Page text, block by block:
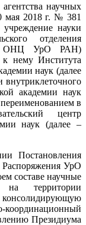
научных
мая 2018 г. № 381
учреждение науки
отделения
– ОНЦ УрО РАН)
к нему Института
наук (далее
академии наук
в
центр
наук (далее –
Постановления
УрО
составе научные
на территории
консолидирующую
координационный
Президиума